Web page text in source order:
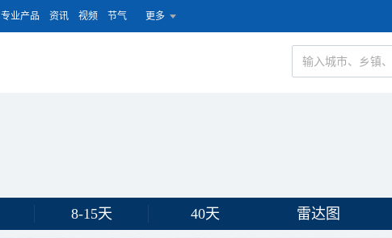
专业产品 资讯 视频 节气 更多
8-15天 40天 雷达图